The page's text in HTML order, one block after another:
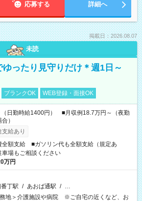
応募する 詳細へ
掲載日：2026.08.07
未読
ったり見守りだけ＊週1日～
ブランクOK WEB登録・面接OK
（日勤時給1400円） ■月収例18.7万円～（夜勤
）
給あり
全額支給 ■ガソリン代も全額支給（規定あ
場もご相談ください
万円
丁駅 / あおば通駅 / …
務地＞介護施設や病院 ※ご自宅の近くなど、お